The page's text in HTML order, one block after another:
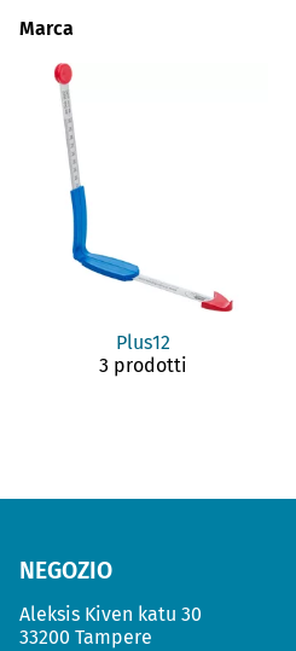
Marca
Plus12
3 prodotti
NEGOZIO
Aleksis Kiven katu 30
33200 Tampere